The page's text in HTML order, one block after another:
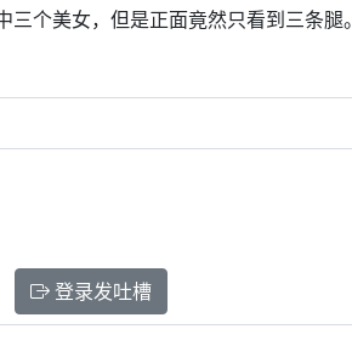
个美女，但是正面竟然只看到三条腿。
登录发吐槽